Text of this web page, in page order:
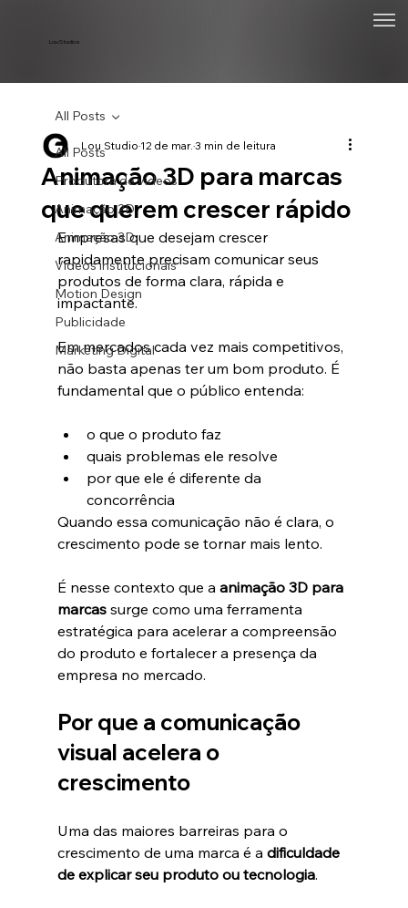
Lou Studios
All Posts
Produtora de vídeos
Animação 2D
Animação 3D
Vídeos institucionais
Motion Design
Publicidade
Marketing Digital
All Posts
Animação 3D para marcas
que querem crescer rápido
Lou Studio12 de mar.3 min de leitura
Empresas que desejam crescer
rapidamente precisam comunicar seus
produtos de forma clara, rápida e
impactante.
Em mercados cada vez mais competitivos,
não basta apenas ter um bom produto. É
fundamental que o público entenda:
o que o produto faz
quais problemas ele resolve
por que ele é diferente da
concorrência
Quando essa comunicação não é clara, o
crescimento pode se tornar mais lento.
É nesse contexto que a animação 3D para
marcas surge como uma ferramenta
estratégica para acelerar a compreensão
do produto e fortalecer a presença da
empresa no mercado.
Por que a comunicação
visual acelera o
crescimento
Uma das maiores barreiras para o
crescimento de uma marca é a dificuldade
de explicar seu produto ou tecnologia.